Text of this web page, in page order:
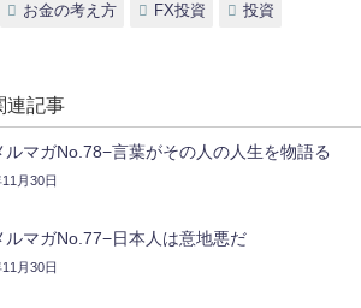
お金の考え方 FX投資 投資
連記事
ルマガNo.78−言葉がその人の人生を物語る
月30日
ルマガNo.77−日本人は意地悪だ
月30日